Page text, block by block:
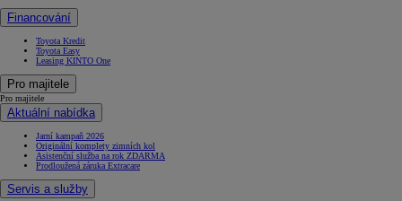
Financování
Toyota Kredit
Toyota Easy
Leasing KINTO One
Pro majitele
Pro majitele
Aktuální nabídka
Jarní kampaň 2026
Originální komplety zimních kol
Asistenční služba na rok ZDARMA
Prodloužená záruka Extracare
Servis a služby